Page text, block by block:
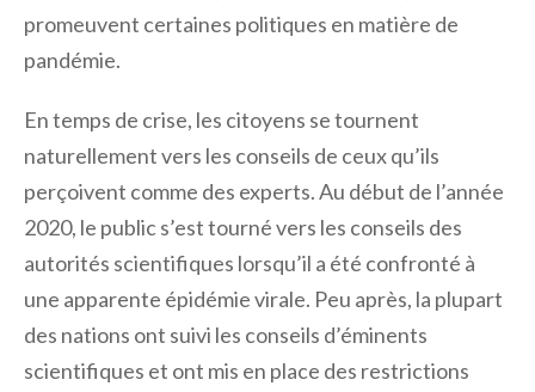
promeuvent certaines politiques en matière de
pandémie.
En temps de crise, les citoyens se tournent
naturellement vers les conseils de ceux qu’ils
perçoivent comme des experts. Au début de l’année
2020, le public s’est tourné vers les conseils des
autorités scientifiques lorsqu’il a été confronté à
une apparente épidémie virale. Peu après, la plupart
des nations ont suivi les conseils d’éminents
scientifiques et ont mis en place des restrictions